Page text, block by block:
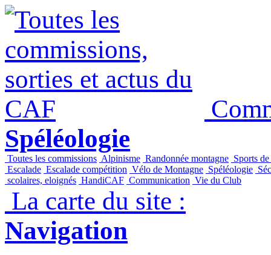
Spéléologie
Toutes les commissions Alpinisme Randonnée montagne Sports
Escalade Escalade compétition Vélo de Montagne Spéléologie
scolaires, eloignés HandiCAF Communication Vie du Club
La carte du site :
Navigation